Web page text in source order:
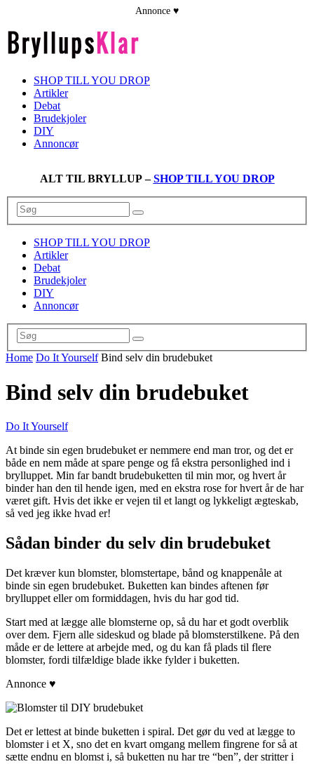
SHOP TILL YOU DROP
Artikler
Debat
Brudekjoler
DIY
Annoncør
ALT TIL BRYLLUP –SHOP TILL YOU DROP
SHOP TILL YOU DROP
Artikler
Debat
Brudekjoler
DIY
Annoncør
Home Do It Yourself Bind selv din brudebuket
Bind selv din brudebuket
Do It Yourself
At binde sin egen brudebuket er nemmere end man tror, og det er
både en nem måde at spare penge og få ekstra personlighed ind i
brylluppet. Min far bandt brudebuketten til min mor, og hvert år
binder han den til hende igen, med en ekstra rose for hvert år de har
været gift. Hvis det ikke er vejen til et langt og lykkeligt ægteskab,
så ved jeg ikke hvad er!
Sådan binder du selv din brudebuket
Det kræver kun blomster, blomstertape, bånd og knappenåle at
binde sin egen brudebuket. Buketten kan bindes aftenen før
brylluppet eller om formiddagen, hvis du har god tid.
Start med at lægge alle blomsterne op, så du har et godt overblik
over dem. Fjern alle sideskud og blade på blomsterstilkene. På den
måde er de lettere at arbejde med, og du kan få plads til flere
blomster, fordi tilfældige blade ikke fylder i buketten.
Annonce ♥
Det er lettest at binde buketten i spiral. Det gør du ved at lægge to
blomster i et X, sno det en kvart omgang mellem fingrene for så at
sætte endnu en blomst i, så buketten nu har tre “ben”, der stritter i